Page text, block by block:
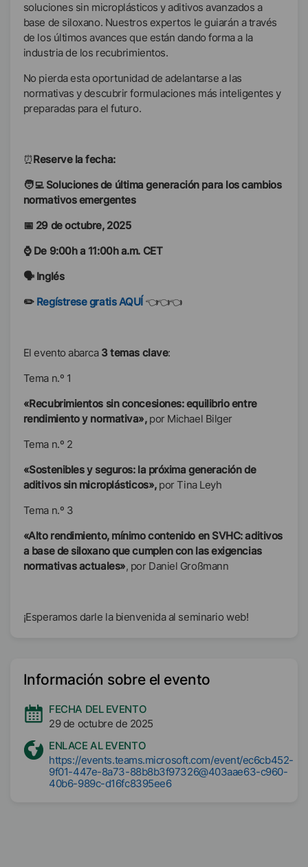
soluciones sin microplásticos y aditivos avanzados a
base de siloxano. Nuestros expertos le guiarán a través
de los últimos avances que están dando forma a la
industria de los recubrimientos.
No pierda esta oportunidad de adelantarse a las
normativas y descubrir formulaciones más inteligentes y
preparadas para el futuro.
⏰Reserve la fecha:
🧑‍💻 Soluciones de última generación para los cambios
normativos emergentes
📅 29 de octubre, 2025
⌚ De 9:00h a 11:00h a.m. CET
🗣️ Inglés
✏️ Regístrese gratis AQUÍ👈👈👈
El evento abarca 3 temas clave:
Tema n.º 1
«Recubrimientos sin concesiones: equilibrio entre
rendimiento y normativa»,por Michael Bilger
Tema n.º 2
«Sostenibles y seguros: la próxima generación de
aditivos sin microplásticos»,por Tina Leyh
Tema n.º 3
«Alto rendimiento, mínimo contenido en SVHC: aditivos
a base de siloxano que cumplen con las exigencias
normativas actuales», por Daniel Großmann
¡Esperamos darle la bienvenida al seminario web!
Información sobre el evento
FECHA DEL EVENTO
29 de octubre de 2025
ENLACE AL EVENTO
https://events.teams.microsoft.com/event/ec6cb452-
9f01-447e-8a73-88b8b3f97326@403aae63-c960-
40b6-989c-d16fc8395ee6